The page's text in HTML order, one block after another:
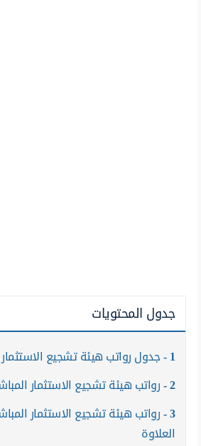
جدول المحتويات
1 جدول رواتب هيئة تشجيع الاستثمار
2 رواتب هيئة تشجيع الاستثمار
3 رواتب هيئة تشجيع الاستثمار
العلاوة